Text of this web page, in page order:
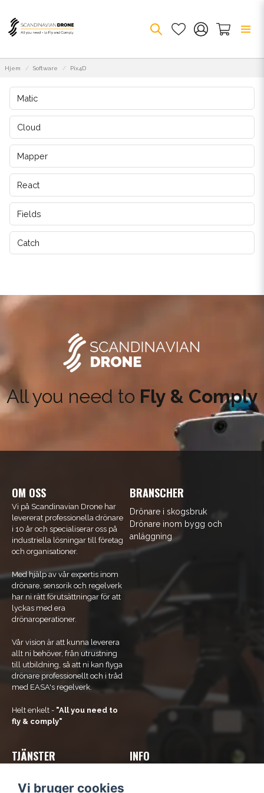
Hjem Software Pix4D
Matic
Cloud
Mapper
React
Fields
Catch
All you need to Fly & Comply
OM OSS
Vi på Scandinavian Drone har
levererat professionella drönare
i 10 år och specialiserar oss på
industriella lösningar till företag
och organisationer.
Med hjälp av vår expertis inom
drönare, sensorik och regelverk
har ni rätt förutsättningar för att
lyckas med era
drönaroperationer.
Vår vision är att kunna leverera
allt ni behöver, från utrustning
till utbildning, så att ni kan flyga
drönare professionellt och i tråd
med EASA's regelverk.
Helt enkelt - "All you need to
fly & comply"
BRANSCHER
Drönare i skogsbruk
Drönare inom bygg och
anläggning
TJÄNSTER
Bliv rammeaftalekunde
INFO
Vi bruger cookies